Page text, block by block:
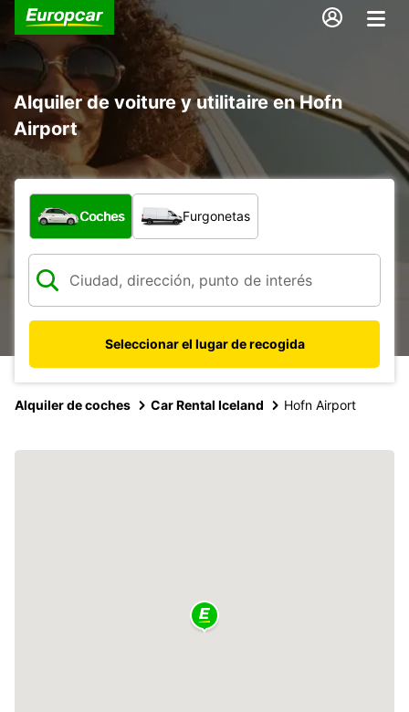
Alquiler de voiture y utilitaire en Hofn
Airport
¿Qué tipo de vehículo?
Coches Furgonetas
Seleccionar el lugar de recogida
Alquiler de coches Car Rental Iceland Hofn Airport